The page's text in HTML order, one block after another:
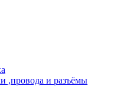
,провода и разъёмы